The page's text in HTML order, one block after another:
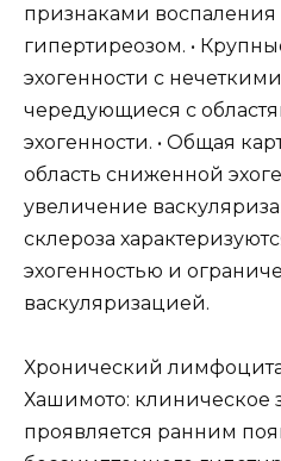
признаками
гипертиреозом. •
эхогенности с
чередующиеся с
эхогенности. • Общая
область сниженной
увеличение
склероза
эхогенностью и
васкуляризацией.
Хронический
Хашимото: клиническое
проявляется ранним